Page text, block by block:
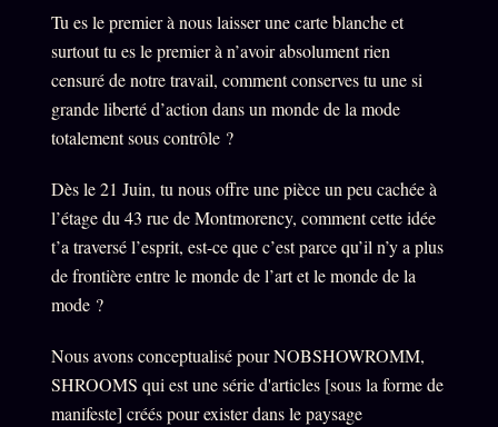
Tu es le premier à nous laisser une carte blanche et
surtout tu es le premier à n’avoir absolument rien
censuré de notre travail, comment conserves tu une si
grande liberté d’action dans un monde de la mode
totalement sous contrôle ?
Dès le 21 Juin, tu nous offre une pièce un peu cachée à
l’étage du 43 rue de Montmorency, comment cette idée
t’a traversé l’esprit, est-ce que c’est parce qu’il n’y a plus
de frontière entre le monde de l’art et le monde de la
mode ?
Nous avons conceptualisé pour NOBSHOWROMM,
SHROOMS qui est une série d'articles [sous la forme de
manifeste] créés pour exister dans le paysage